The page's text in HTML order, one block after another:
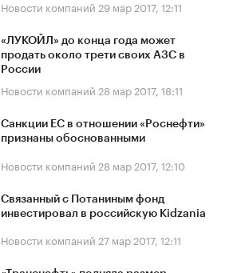
Новости компаний 29 мар 2017, 12:11
«ЛУКОЙЛ» до конца года может
продать около трети своих АЗС в
России
Новости компаний 28 мар 2017, 18:11
Санкции ЕС в отношении «Роснефти»
признаны обоснованными
Новости компаний 28 мар 2017, 12:10
Связанный с Потаниным фонд
инвестировал в российскую Kidzania
Новости компаний 27 мар 2017, 12:11